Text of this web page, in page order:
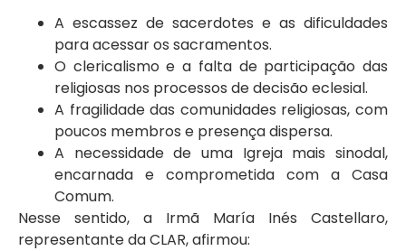
A escassez de sacerdotes e as dificuldades
para acessar os sacramentos.
O clericalismo e a falta de participação das
religiosas nos processos de decisão eclesial.
A fragilidade das comunidades religiosas, com
poucos membros e presença dispersa.
A necessidade de uma Igreja mais sinodal,
encarnada e comprometida com a Casa
Comum.
Nesse sentido, a Irmã María Inés Castellaro,
representante da CLAR, afirmou: